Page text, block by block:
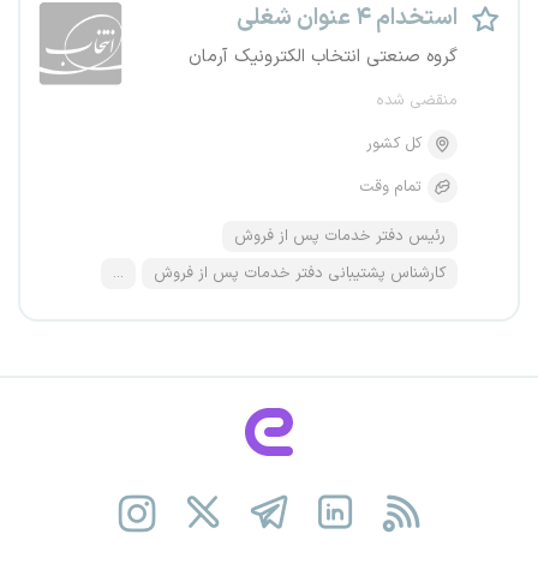
استخدام ۴ عنوان شغلی
گروه صنعتی انتخاب الکترونیک آرمان
منقضی شده
کل کشور
تمام وقت
رئیس دفتر خدمات پس از فروش
کارشناس پشتیبانی دفتر خدمات پس از فروش
...